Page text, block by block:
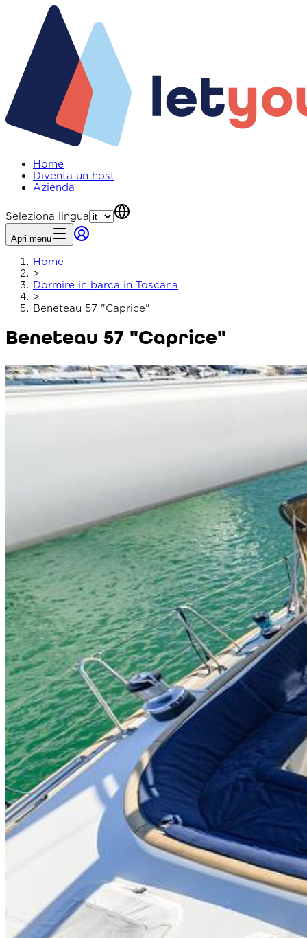
Home
Diventa un host
Azienda
Seleziona lingua
Apri menu
Home
>
Dormire in barca in Toscana
>
Beneteau 57 "Caprice"
Beneteau 57 "Caprice"